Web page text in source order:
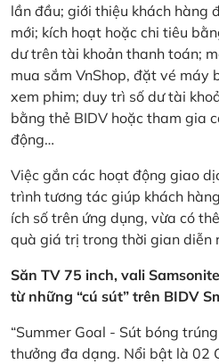
lần đầu; giới thiệu khách hàng
mới; kích hoạt hoặc chi tiêu
dư trên tài khoản thanh toán;
mua sắm VnShop, đặt vé máy
xem phim; duy trì số dư tài
bằng thẻ BIDV hoặc tham gia
động…
Việc gắn các hoạt động giao
trình tương tác giúp khách
ích số trên ứng dụng, vừa có
quà giá trị trong thời gian diễn
Săn TV 75 inch, vali
từ những “cú sút” trên BIDV
“Summer Goal - Sút bóng
thưởng đa dạng. Nổi bật là 02